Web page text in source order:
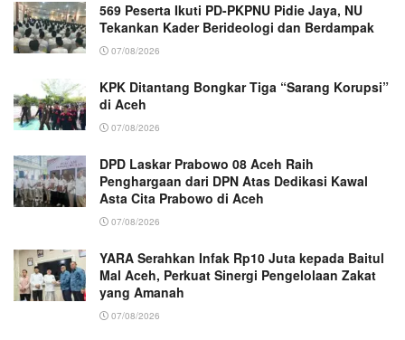
569 Peserta Ikuti PD-PKPNU Pidie Jaya, NU
Tekankan Kader Berideologi dan Berdampak
07/08/2026
KPK Ditantang Bongkar Tiga “Sarang Korupsi”
di Aceh
07/08/2026
DPD Laskar Prabowo 08 Aceh Raih
Penghargaan dari DPN Atas Dedikasi Kawal
Asta Cita Prabowo di Aceh
07/08/2026
YARA Serahkan Infak Rp10 Juta kepada Baitul
Mal Aceh, Perkuat Sinergi Pengelolaan Zakat
yang Amanah ‎
07/08/2026